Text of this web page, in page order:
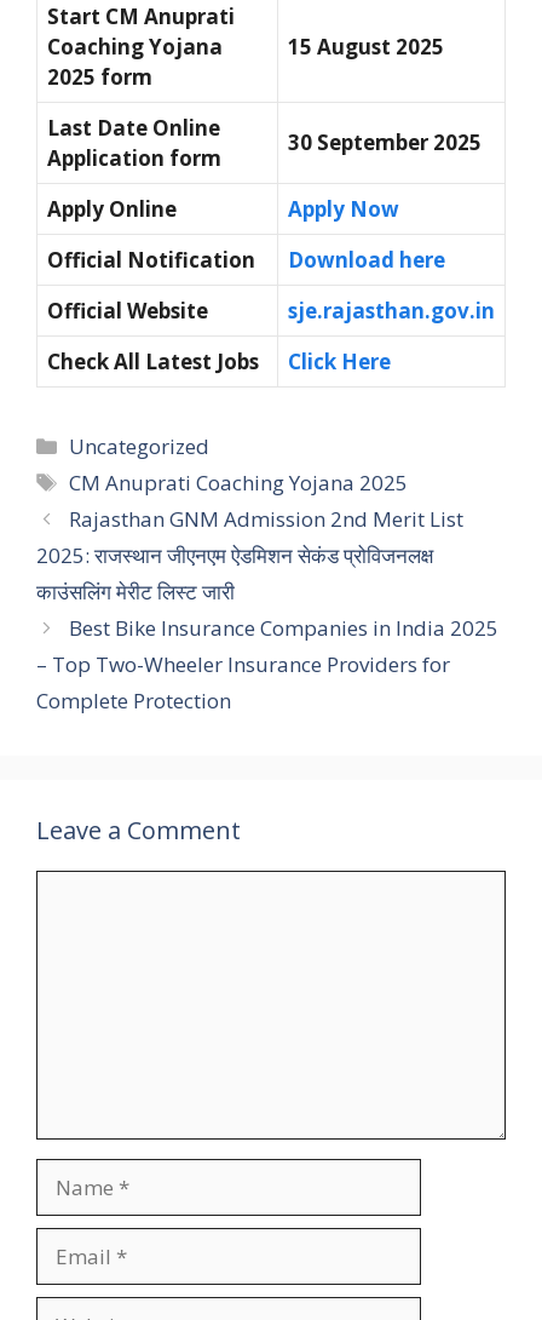
Start CM Anuprati
Coaching Yojana
2025 form
15 August 2025
Last Date Online
Application form
30 September 2025
Apply Online
Apply Now
Official Notification
Download here
Official Website
sje.rajasthan.gov.in
Check All Latest Jobs
Click Here
Categories
Uncategorized
Tags
CM Anuprati Coaching Yojana 2025
Rajasthan GNM Admission 2nd Merit List
2025: राजस्थान जीएनएम ऐडमिशन सेकंड प्रोविजनलक्ष
काउंसलिंग मेरीट लिस्ट जारी
Best Bike Insurance Companies in India 2025
– Top Two-Wheeler Insurance Providers for
Complete Protection
Leave a Comment